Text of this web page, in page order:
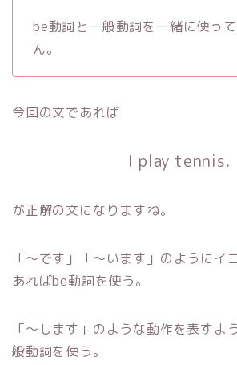
be動詞と一般動詞を一緒に使っ
ん。
今回の文であれば
I play tennis.
が正解の文になりますね。
「～です」「～います」のようにイ
あればbe動詞を使う。
「～します」のような動作を表すよ
般動詞を使う。